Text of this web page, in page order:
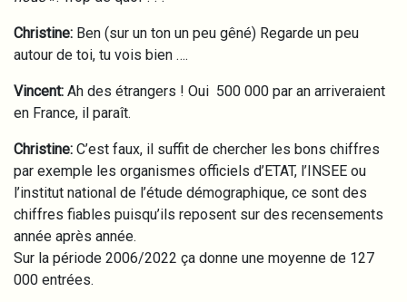
Christine: Ben (sur un ton un peu gêné) Regarde un peu
autour de toi, tu vois bien ….
Vincent: Ah des étrangers ! Oui 500 000 par an arriveraient
en France, il paraît.
Christine: C’est faux, il suffit de chercher les bons chiffres
par exemple les organismes officiels d’ETAT, l’INSEE ou
l’institut national de l’étude démographique, ce sont des
chiffres fiables puisqu’ils reposent sur des recensements
année après année.
Sur la période 2006/2022 ça donne une moyenne de 127
000 entrées.